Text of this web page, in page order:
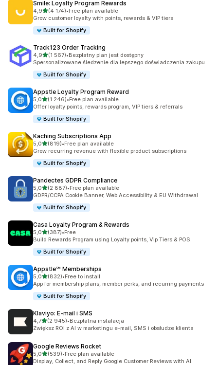
Smile: Loyalty Program Rewards
4,9na 5 gwiazdek
(4 174)
Łączna liczba recenzji: 4174
•Free plan available
Grow customer loyalty with points, rewards & VIP tiers
Built for Shopify
Track123 Order Tracking
4,9na 5 gwiazdek
(1 567)
Łączna liczba recenzji: 1567
•Bezpłatny plan jest dostępny
Spersonalizowane śledzenie dla lepszego doświadczenia zakupu
Built for Shopify
Appstle Loyalty Program Reward
5,0na 5 gwiazdek
(1 246)
Łączna liczba recenzji: 1246
•Free plan available
Offer loyalty points, rewards program, VIP tiers & referrals
Built for Shopify
Kaching Subscriptions App
5,0na 5 gwiazdek
(819)
Łączna liczba recenzji: 819
•Free plan available
Grow recurring revenue with flexible product subscriptions
Built for Shopify
Pandectes GDPR Compliance
5,0na 5 gwiazdek
(2 887)
Łączna liczba recenzji: 2887
•Free plan available
GDPR/CCPA Cookie Banner, Web Accessibility & EU Withdrawal
Built for Shopify
Casa Loyalty Program & Rewards
5,0na 5 gwiazdek
(387)
Łączna liczba recenzji: 387
•Free
Build Rewards Program using Loyalty points, Vip Tiers & POS.
Built for Shopify
Appstle℠ Memberships
5,0na 5 gwiazdek
(832)
Łączna liczba recenzji: 832
•Free to install
App for membership plans, member perks, and recurring payments
Built for Shopify
Klaviyo: E‑mail i SMS
4,7na 5 gwiazdek
(2 945)
Łączna liczba recenzji: 2945
•Bezpłatna instalacja
Zwiększ ROI z AI w marketingu e-mail, SMS i obsłudze klienta
Google Reviews Rocket
5,0na 5 gwiazdek
(539)
Łączna liczba recenzji: 539
•Free plan available
Display, Collect, and Reply Google Customer Reviews with AI.